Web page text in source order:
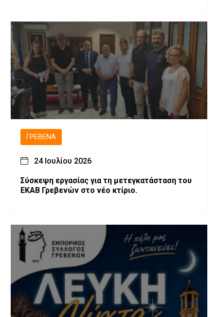
ΓΡΕΒΕΝΆ
24 Ιουλίου 2026
Σύσκεψη εργασίας για τη μετεγκατάσταση του
ΕΚΑΒ Γρεβενών στο νέο κτίριο.